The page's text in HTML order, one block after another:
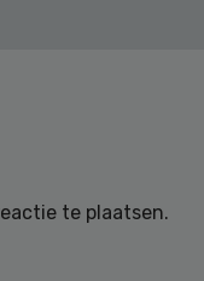
te plaatsen.